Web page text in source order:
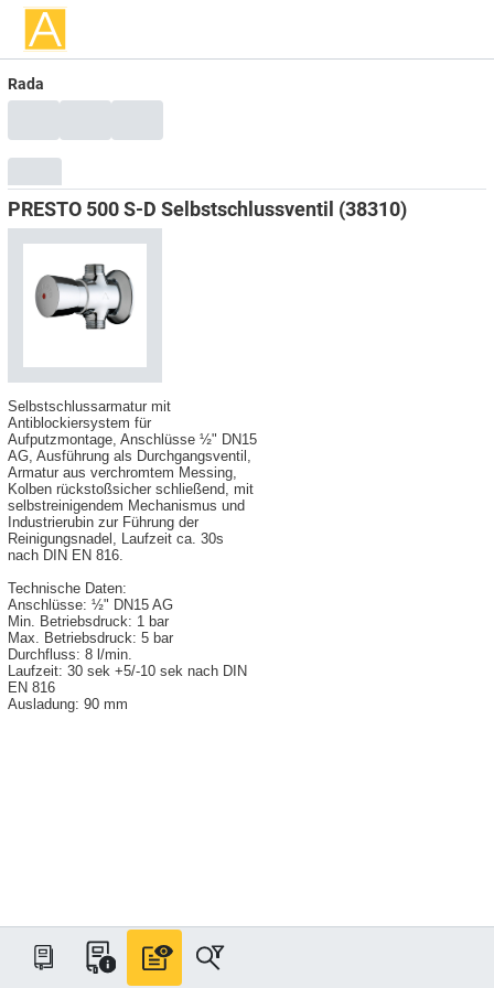
Rada
PRESTO 500 S-D Selbstschlussventil (38310)
Selbstschlussarmatur mit
Antiblockiersystem für
Aufputzmontage, Anschlüsse ½" DN15
AG, Ausführung als Durchgangsventil,
Armatur aus verchromtem Messing,
Kolben rückstoßsicher schließend, mit
selbstreinigendem Mechanismus und
Industrierubin zur Führung der
Reinigungsnadel, Laufzeit ca. 30s
nach DIN EN 816.
Technische Daten:
Anschlüsse: ½" DN15 AG
Min. Betriebsdruck: 1 bar
Max. Betriebsdruck: 5 bar
Durchfluss: 8 l/min.
Laufzeit: 30 sek +5/-10 sek nach DIN
EN 816
Ausladung: 90 mm